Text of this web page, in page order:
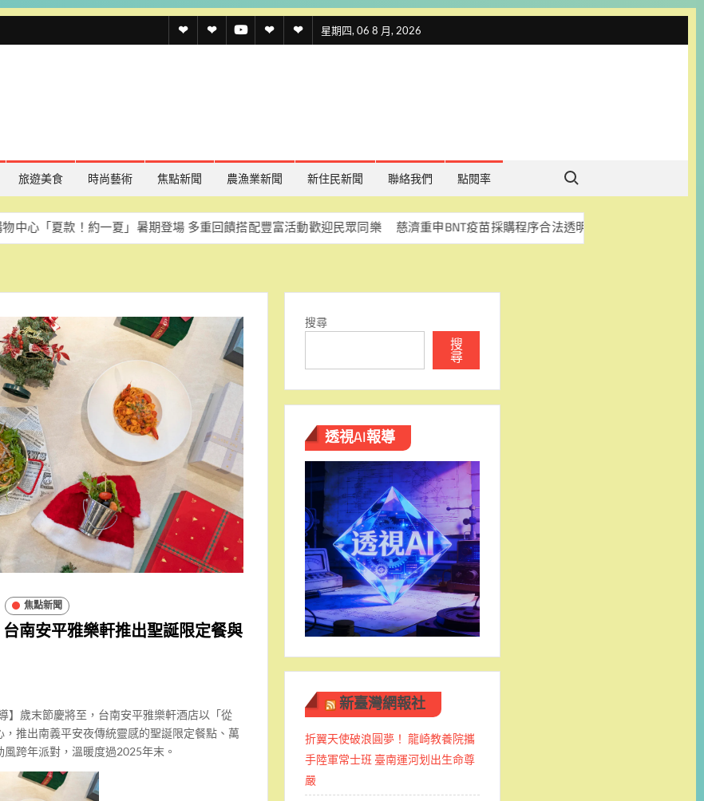
星期四, 06 8 月, 2026
透 透
名
透 聯 官
旅遊美食 時尚藝術 焦點新聞 農漁業新聞 新住民新聞 聯絡我們 點閱率
Search for:
約一夏」暑期登場 多重回饋搭配豐富活動歡迎民眾同樂 慈濟重申BNT疫苗採購程序合法透明 盼司法釐清真相
焦點新聞
南安平雅樂軒推出聖誕限定餐與
】歲末節慶將至，台南安平雅樂軒酒店以「從
推出南義平安夜傳統靈感的聖誕限定餐點、萬
跨年派對，溫暖度過2025年末。
搜尋
搜
尋
透視AI報導
新臺灣網報社
折翼天使破浪圓夢！ 龍崎教養院攜
手陸軍常士班 ​臺南運河划出生命尊
嚴